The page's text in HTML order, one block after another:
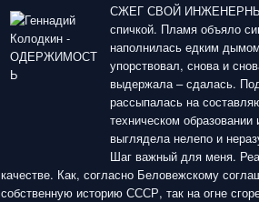
СЖЕГ СВОЙ ИНЖЕНЕРНЫЙ
спичкой. Пламя объяло
наполнилась едким
упорствовал, снова и
выдержала – сдалась.
рассыпалась на
техническом
выглядела нелепо и
Шаг важный для меня.
качестве. Как, согласно Беловежскому
собственную историю СССР, так на огне